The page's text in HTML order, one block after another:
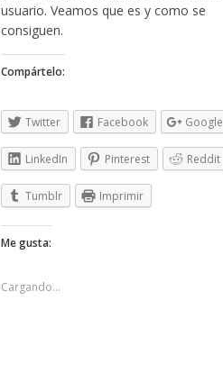
usuario. Veamos que es y como se
consiguen.
Compártelo:
Twitter Facebook Google
LinkedIn Pinterest Reddit
Tumblr Imprimir
Me gusta:
Cargando...